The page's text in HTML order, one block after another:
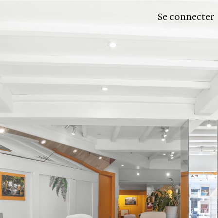
Se connecter